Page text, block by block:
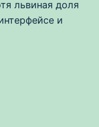
львиная доля
и